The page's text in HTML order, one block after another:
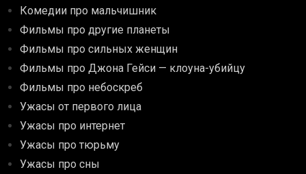
Комедии про мальчишник
Фильмы про другие планеты
Фильмы про сильных женщин
Фильмы про Джона Гейси — клоуна-убийцу
Фильмы про небоскреб
Ужасы от первого лица
Ужасы про интернет
Ужасы про тюрьму
Ужасы про сны